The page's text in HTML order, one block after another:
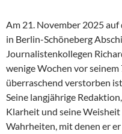
Am 21. November 2025
in Berlin-Schöneberg
Journalistenkollegen
wenige Wochen vor
überraschend verstorben
Seine langjährige
Klarheit und seine
Wahrheiten, mit denen er